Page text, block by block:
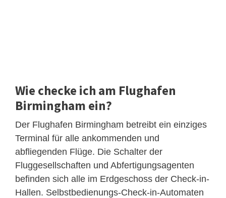
Wie checke ich am Flughafen
Birmingham ein?
Der Flughafen Birmingham betreibt ein einziges
Terminal für alle ankommenden und
abfliegenden Flüge. Die Schalter der
Fluggesellschaften und Abfertigungsagenten
befinden sich alle im Erdgeschoss der Check-in-
Hallen. Selbstbedienungs-Check-in-Automaten